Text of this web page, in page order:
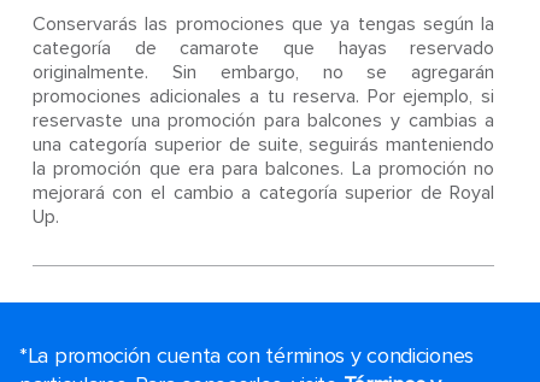
Conservarás las promociones que ya tengas según la
categoría de camarote que hayas reservado
originalmente. Sin embargo, no se agregarán
promociones adicionales a tu reserva. Por ejemplo, si
reservaste una promoción para balcones y cambias a
una categoría superior de suite, seguirás manteniendo
la promoción que era para balcones. La promoción no
mejorará con el cambio a categoría superior de Royal
Up.
*La promoción cuenta con términos y condiciones